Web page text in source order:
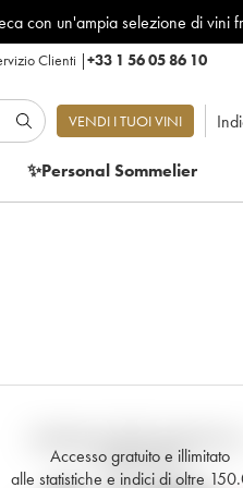
con un'ampia selezione di vini
Clienti |+33 1 56 05 86 10
VENDI I TUOI VINI
✨Personal Sommelier
Accesso gratuito e illimitato
alle statistiche e indici di oltre
tempo reale